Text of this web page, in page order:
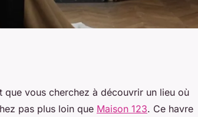
of
que vous cherchez à découvrir un lieu où
pas plus loin que Maison 123. Ce havre